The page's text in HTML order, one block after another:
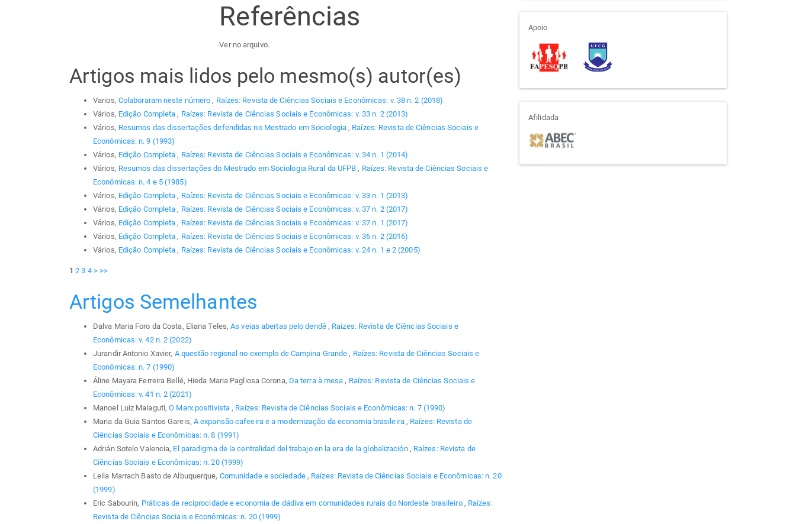
Referências
Ver no arquivo.
Artigos mais lidos pelo mesmo(s) autor(es)
Varios, Colaboraram neste número, Raízes: Revista de Ciências Sociais e Econômicas: v. 38 n. 2 (2018)
Vários, Edição Completa, Raízes: Revista de Ciências Sociais e Econômicas: v. 33 n. 2 (2013)
Vários, Resumos das dissertações defendidas no Mestrado em Sociologia, Raízes: Revista de Ciências Sociais e
Econômicas: n. 9 (1993)
Vários, Edição Completa, Raízes: Revista de Ciências Sociais e Econômicas: v. 34 n. 1 (2014)
Vários, Resumos das dissertações do Mestrado em Sociologia Rural da UFPB, Raízes: Revista de Ciências Sociais e
Econômicas: n. 4 e 5 (1985)
Vários, Edição Completa, Raízes: Revista de Ciências Sociais e Econômicas: v. 33 n. 1 (2013)
Vários, Edição Completa, Raízes: Revista de Ciências Sociais e Econômicas: v. 37 n. 2 (2017)
Vários, Edição Completa, Raízes: Revista de Ciências Sociais e Econômicas: v. 37 n. 1 (2017)
Vários, Edição Completa, Raízes: Revista de Ciências Sociais e Econômicas: v. 36 n. 2 (2016)
Vários, Edição Completa, Raízes: Revista de Ciências Sociais e Econômicas: v. 24 n. 1 e 2 (2005)
1 2 3 4 > >>
Artigos Semelhantes
Dalva Maria Foro da Costa, Eliana Teles,As veias abertas pelo dendê , Raízes: Revista de Ciências Sociais e
Econômicas: v. 42 n. 2 (2022)
Jurandir Antonio Xavier, A questão regional no exemplo de Campina Grande, Raízes: Revista de Ciências Sociais e
Econômicas: n. 7 (1990)
Áline Mayara Ferreira Bellé, Hieda Maria Pagliosa Corona, Da terra à mesa, Raízes: Revista de Ciências Sociais e
Econômicas: v. 41 n. 2 (2021)
Manoel Luiz Malaguti,O Marx positivista, Raízes: Revista de Ciências Sociais e Econômicas: n. 7 (1990)
Maria da Guia Santos Gareis, A expansão cafeeira e a modernização da economia brasileira , Raízes: Revista de
Ciências Sociais e Econômicas: n. 8 (1991)
Adrián Sotelo Valencia, El paradigma de la centralidad del trabajo en la era de la globalización , Raízes: Revista de
Ciências Sociais e Econômicas: n. 20 (1999)
Leila Marrach Basto de Albuquerque, Comunidade e sociedade , Raízes: Revista de Ciências Sociais e Econômicas: n. 20
(1999)
Eric Sabourin, Práticas de reciprocidade e economia de dádiva em comunidades rurais do Nordeste brasileiro , Raízes:
Revista de Ciências Sociais e Econômicas: n. 20 (1999)
apoio
Apoio
afiliada
Afilidada